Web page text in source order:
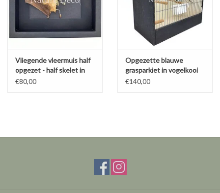
Vliegende vleermuis half
opgezet - half skelet in
luxe 3D lijst
€80,00
Opgezette blauwe
grasparkiet in vogelkooi
€140,00